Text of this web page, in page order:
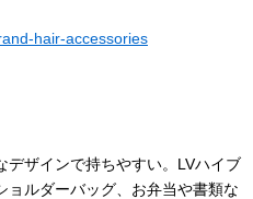
hair-accessories
デザインで持ちやすい。LVハイブ
ョルダーバッグ、お弁当や書類な